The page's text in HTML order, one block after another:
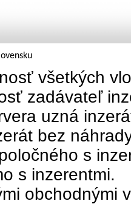
všetkých
zadávateľ
uzná
bez
s
s inzerentmi.
obchodnými